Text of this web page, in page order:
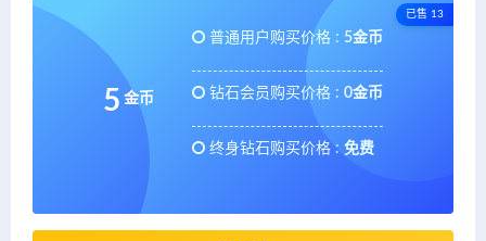
已售 13
5 金币
普通用户购买价格 : 5金币
钻石会员购买价格 : 0金币
终身钻石购买价格 : 免费